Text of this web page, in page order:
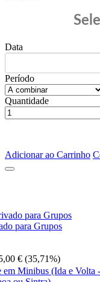
Data
Período
Quantidade
Adicionar ao Carrinho
para Grupos
€ (35,71%)